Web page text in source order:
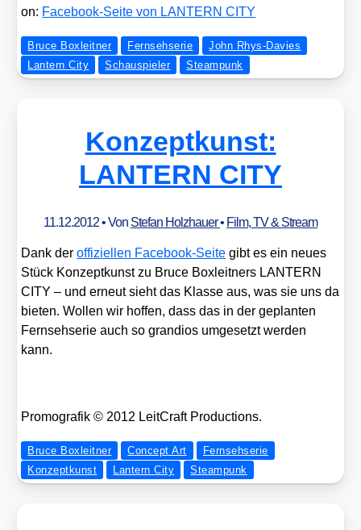
on: Face­book-Sei­te von LANTERN CITY
Bruce Boxleitner Fernsehserie
John Rhys-Davies
Lantern City
Schauspieler Steampunk
Konzeptkunst:
LANTERN CITY
11.12.2012• Von Stefan Holzhauer• Film, TV & Stream
Dank deroffi­zi­el­len Face­book-Sei­te gibt es ein neu­es
Stück Kon­zept­kunst zu Bruce Box­leit­ners LANTERN
CITY – und erneut sieht das Klas­se aus, was sie uns da
bie­ten. Wol­len wir hof­fen, dass das in der geplan­ten
Fern­seh­se­rie auch so gran­di­os umge­setzt wer­den
kann.
Pro­mo­gra­fik © 2012 Leit­Craft Pro­duc­tions.
Bruce Boxleitner Concept Art
Fernsehserie
Konzeptkunst
Lantern City Steampunk